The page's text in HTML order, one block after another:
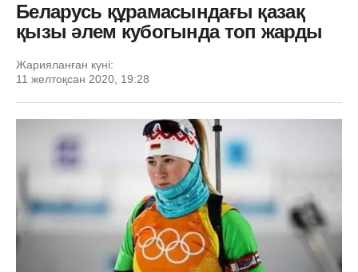
Беларусь құрамасындағы қазақ
қызы әлем кубогында топ жарды
Жарияланған күні:
11 желтоқсан 2020, 19:28